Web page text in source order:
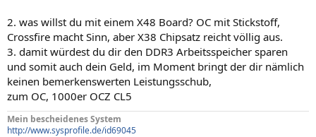
2. was willst du mit einem X48 Board? OC mit Stickstoff,
Crossfire macht Sinn, aber X38 Chipsatz reicht völlig aus.
3. damit würdest du dir den DDR3 Arbeitsspeicher sparen
und somit auch dein Geld, im Moment bringt der dir nämlich
keinen bemerkenswerten Leistungsschub,
zum OC, 1000er OCZ CL5
Mein bescheidenes System
http://www.sysprofile.de/id69045